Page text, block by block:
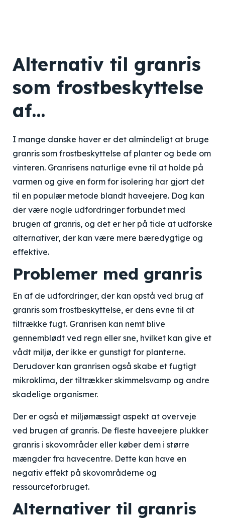
Alternativ til granris
som frostbeskyttelse
af…
I mange danske haver er det almindeligt at bruge
granris som frostbeskyttelse af planter og bede om
vinteren. Granrisens naturlige evne til at holde på
varmen og give en form for isolering har gjort det
til en populær metode blandt haveejere. Dog kan
der være nogle udfordringer forbundet med
brugen af granris, og det er her på tide at udforske
alternativer, der kan være mere bæredygtige og
effektive.
Problemer med granris
En af de udfordringer, der kan opstå ved brug af
granris som frostbeskyttelse, er dens evne til at
tiltrække fugt. Granrisen kan nemt blive
gennemblødt ved regn eller sne, hvilket kan give et
vådt miljø, der ikke er gunstigt for planterne.
Derudover kan granrisen også skabe et fugtigt
mikroklima, der tiltrækker skimmelsvamp og andre
skadelige organismer.
Der er også et miljømæssigt aspekt at overveje
ved brugen af granris. De fleste haveejere plukker
granris i skovområder eller køber dem i større
mængder fra havecentre. Dette kan have en
negativ effekt på skovområderne og
ressourceforbruget.
Alternativer til granris